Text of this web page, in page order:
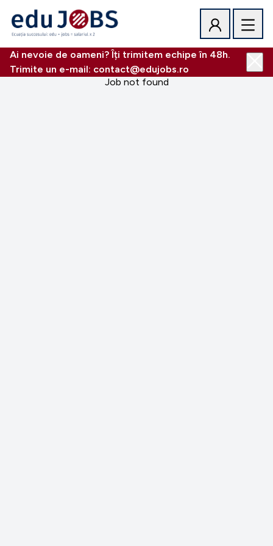
Ai nevoie de oameni? Îți trimitem echipe în 48h.
Trimite un e-mail: contact@edujobs.ro
Job not found